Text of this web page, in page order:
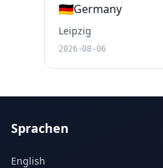
🇩🇪Germany
Leipzig
2026-08-06
Sprachen
English